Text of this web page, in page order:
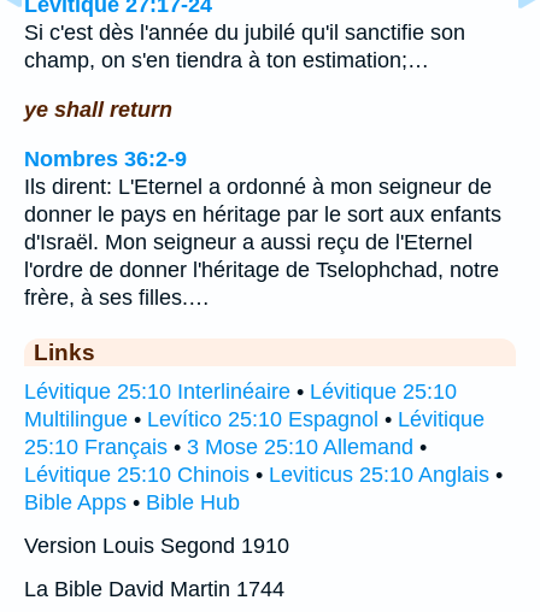
Lévitique 27:17-24
Si c'est dès l'année du jubilé qu'il sanctifie son
champ, on s'en tiendra à ton estimation;…
ye shall return
Nombres 36:2-9
Ils dirent: L'Eternel a ordonné à mon seigneur de
donner le pays en héritage par le sort aux enfants
d'Israël. Mon seigneur a aussi reçu de l'Eternel
l'ordre de donner l'héritage de Tselophchad, notre
frère, à ses filles.…
Links
Lévitique 25:10 Interlinéaire • Lévitique 25:10
Multilingue • Levítico 25:10 Espagnol • Lévitique
25:10 Français • 3 Mose 25:10 Allemand •
Lévitique 25:10 Chinois • Leviticus 25:10 Anglais •
Bible Apps • Bible Hub
Version Louis Segond 1910
La Bible David Martin 1744